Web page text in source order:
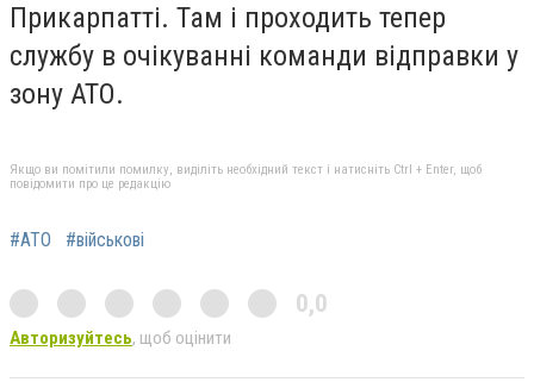
Прикарпатті. Там і проходить тепер
службу в очікуванні команди відправки у
зону АТО.
Якщо ви помітили помилку, виділіть необхідний текст і натисніть Ctrl + Enter, щоб
повідомити про це редакцію
#АТО #військові
0,0
Авторизуйтесь, щоб оцінити